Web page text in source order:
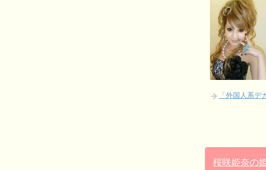
「外国人系
桜咲姫奈の